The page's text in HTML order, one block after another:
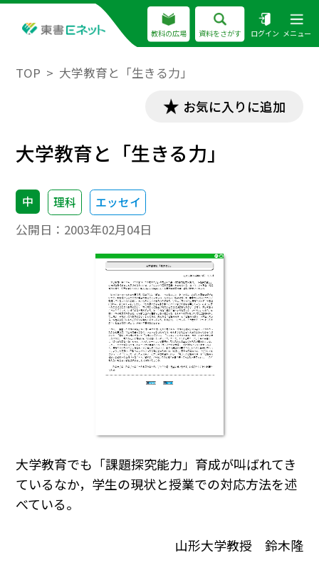
教科の広場 資料をさがす ログイン メニュー
TOP 大学教育と「生きる力」
お気に入りに追加
大学教育と「生きる力」
中 理科 エッセイ
公開日： 2003年02月04日
大学教育でも「課題探究能力」育成が叫ばれてき
ているなか，学生の現状と授業での対応方法を述
べている。
山形大学教授 鈴木隆